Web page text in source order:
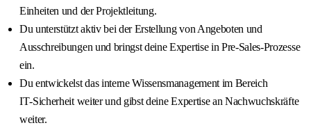
Einheiten und der Projektleitung.
Du unterstützt aktiv bei der Erstellung von Angeboten und
Ausschreibungen und bringst deine Expertise in Pre‑Sales‑Prozesse
ein.
Du entwickelst das interne Wissensmanagement im Bereich
IT‑Sicherheit weiter und gibst deine Expertise an Nachwuchskräfte
weiter.